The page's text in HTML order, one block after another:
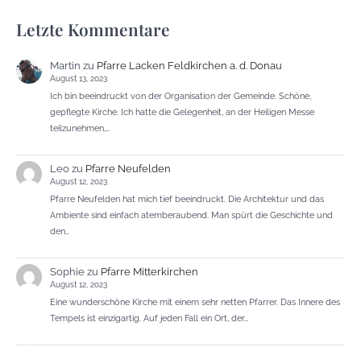
Letzte Kommentare
Martin zu Pfarre Lacken Feldkirchen a. d. Donau
August 13, 2023
Ich bin beeindruckt von der Organisation der Gemeinde. Schöne,
gepflegte Kirche. Ich hatte die Gelegenheit, an der Heiligen Messe
teilzunehmen,…
Leozu Pfarre Neufelden
August 12, 2023
Pfarre Neufelden hat mich tief beeindruckt. Die Architektur und das
Ambiente sind einfach atemberaubend. Man spürt die Geschichte und
den…
Sophiezu Pfarre Mitterkirchen
August 12, 2023
Eine wunderschöne Kirche mit einem sehr netten Pfarrer. Das Innere des
Tempels ist einzigartig. Auf jeden Fall ein Ort, der…